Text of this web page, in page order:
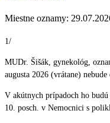
Miestne oznamy:
1/
MUDr. Šišák, gynekológ,
augusta 2026 (vrátane)
V akútnych prípadoch ho
10. posch. v Nemocnici s